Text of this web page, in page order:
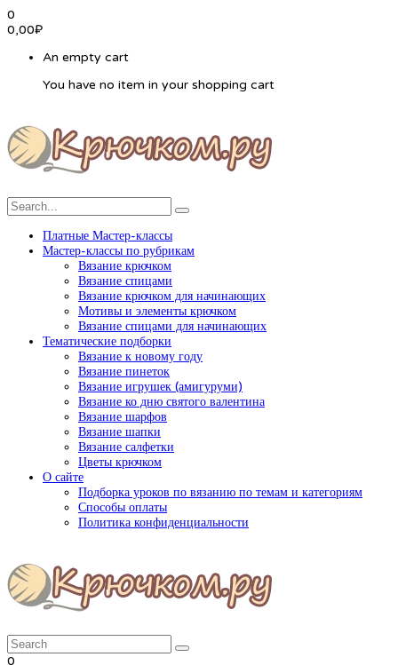
0
0,00₽
An empty cart
You have no item in your shopping cart
Платные Мастер-классы
Мастер-классы по рубрикам
Вязание крючком
Вязание спицами
Вязание крючком для начинающих
Мотивы и элементы крючком
Вязание спицами для начинающих
Тематические подборки
Вязание к новому году
Вязание пинеток
Вязание игрушек (амигуруми)
Вязание ко дню святого валентина
Вязание шарфов
Вязание шапки
Вязание салфетки
Цветы крючком
О сайте
Подборка уроков по вязанию по темам и категориям
Способы оплаты
Политика конфиденциальности
0